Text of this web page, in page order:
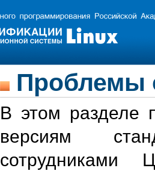
Проблемы
В этом разделе
версиям